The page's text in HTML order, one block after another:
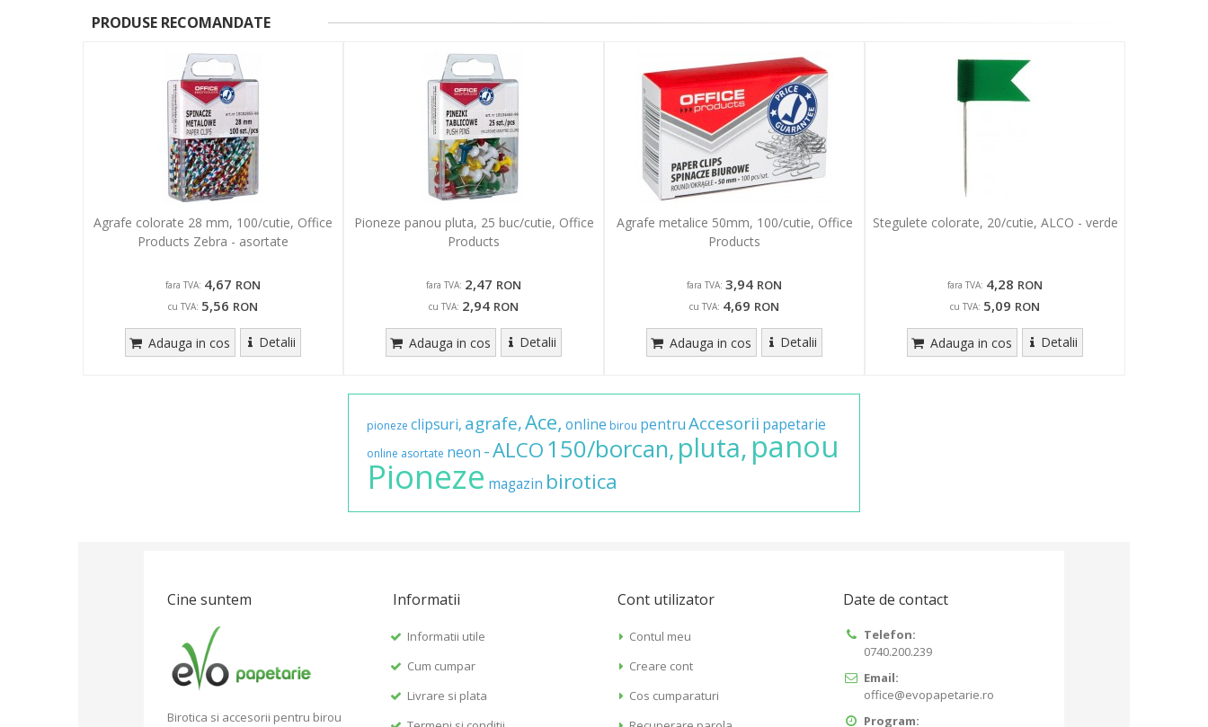
PRODUSE RECOMANDATE
Agrafe colorate 28 mm, 100/cutie, Office
Products Zebra - asortate
fara TVA: 4,67 RON
cu TVA: 5,56 RON
Adauga in cos Detalii
Pioneze panou pluta, 25 buc/cutie, Office
Products
fara TVA: 2,47 RON
cu TVA: 2,94 RON
Adauga in cos Detalii
Agrafe metalice 50mm, 100/cutie, Office
Products
fara TVA: 3,94 RON
cu TVA: 4,69 RON
Adauga in cos Detalii
Stegulete colorate, 20/cutie, ALCO - verde
fara TVA: 4,28 RON
cu TVA: 5,09 RON
Adauga in cos Detalii
pioneze clipsuri, agrafe,Ace, online birou pentruAccesorii papetarie
online asortate neon -ALCO150/borcan, pluta, panou
Pioneze magazin birotica
Cine suntem
Birotica si accesorii pentru birou
Informatii
Informatii utile
Cum cumpar
Livrare si plata
Cont utilizator
Contul meu
Creare cont
Cos cumparaturi
Date de contact
Telefon:
0740.200.239
Email:
office@evopapetarie.ro
Program: